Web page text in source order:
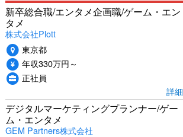
新卒総合職/エンタメ企画職/ゲーム・エン
タメ
株式会社Plott
東京都
年収330万円～
正社員
詳細
デジタルマーケティングプランナー/ゲー
ム・エンタメ
GEM Partners株式会社